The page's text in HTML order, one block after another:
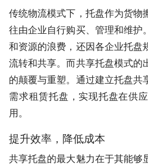
传统物流模式下，托盘作为货物
往由企业自行购买、管理和维护
和资源的浪费，还因各企业托盘
流转和共享。而共享托盘模式的
的颠覆与重塑。通过建立托盘共
需求租赁托盘，实现托盘在供
用。
提升效率，降低成本
共享托盘的最大魅力在于其能够